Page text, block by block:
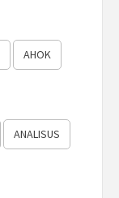
AHOK
ANALISUS